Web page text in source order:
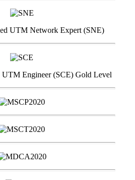
UTM Network Expert (SNE)
UTM Engineer (SCE) Gold Level